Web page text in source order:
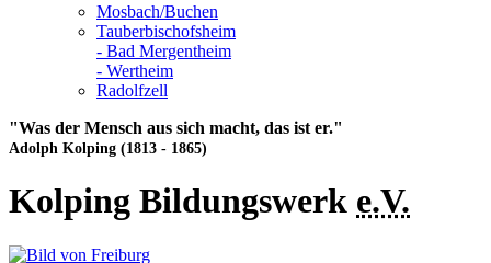
Mosbach/Buchen
Tauberbischofsheim
- Bad Mergentheim
- Wertheim
Radolfzell
"Was der Mensch aus sich macht, das ist er."
Adolph Kolping (1813 - 1865)
Kolping Bildungswerk e.V.